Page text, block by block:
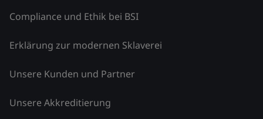
Compliance und Ethik bei BSI
Erklärung zur modernen Sklaverei
Unsere Kunden und Partner
Unsere Akkreditierung